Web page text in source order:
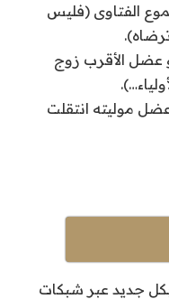
الفتاوى (فليس
عضل الأقرب زوج
عضل موليته انتقلت
بكل جديد عبر شبكات